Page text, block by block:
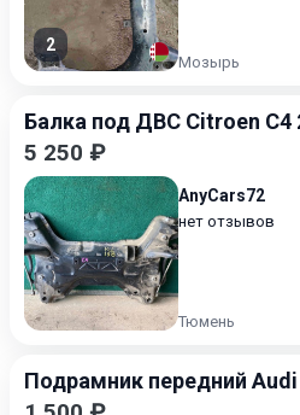
2
Мозырь
Балка под ДВС Citroen C4
5 250 ₽
AnyCars72
нет отзывов
Тюмень
Подрамник передний Audi